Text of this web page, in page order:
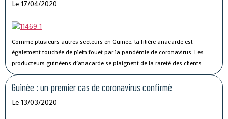
Le 17/04/2020
Comme plusieurs autres secteurs en Guinée, la filière anacarde est
également touchée de plein fouet par la pandémie de coronavirus. Les
producteurs guinéens d’anacarde se plaignent de la rareté des clients.
Lancée le 02 avril dernier, par le ministère du Commerce, la campagne de
commercialisation de l’anacarde n’a pas connu son affluence habituelle à
cause de la crise sanitaire qui secoue le monde.
Guinée : un premier cas de coronavirus confirmé
Le 13/03/2020